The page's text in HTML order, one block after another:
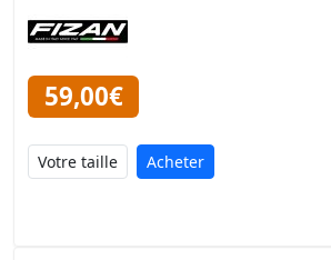
59,00€
Acheter